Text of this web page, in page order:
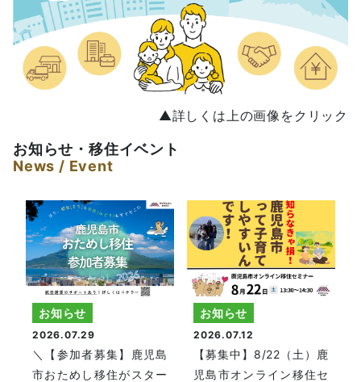
▲詳しくは上の画像をクリック
お知らせ・移住イベント
News / Event
お知らせ
2026.07.29
＼【参加者募集】鹿児島
市おためし移住がスター
お知らせ
2026.07.12
【募集中】8/22（土）鹿
児島市オンライン移住セ